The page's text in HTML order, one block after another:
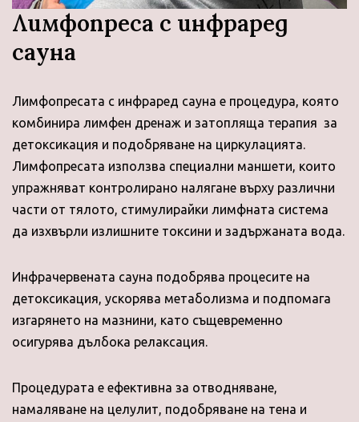
Лимфопреса с инфраред
сауна
Лимфопресата с инфраред сауна е процедура, която
комбинира лимфен дренаж и затопляща терапия за
детоксикация и подобряване на циркулацията.
Лимфопресата използва специални маншети, които
упражняват контролирано налягане върху различни
части от тялото, стимулирайки лимфната система
да изхвърли излишните токсини и задържаната вода.
Инфрачервената сауна подобрява процесите на
детоксикация, ускорява метаболизма и подпомага
изгарянето на мазнини, като същевременно
осигурява дълбока релаксация.
Процедурата е ефективна за отводняване,
намаляване на целулит, подобряване на тена и